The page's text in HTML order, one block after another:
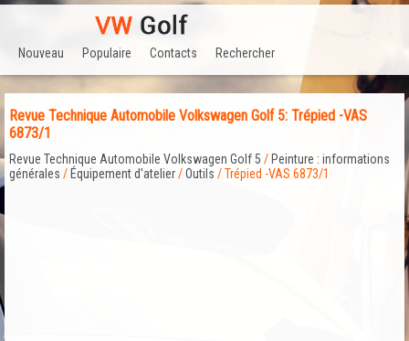
Nouveau Populaire Contacts Rechercher
Revue Technique Automobile Volkswagen Golf 5: Trépied -VAS
6873/1
Revue Technique Automobile Volkswagen Golf 5 / Peinture : informations
générales / Équipement d'atelier/Outils / Trépied -VAS 6873/1